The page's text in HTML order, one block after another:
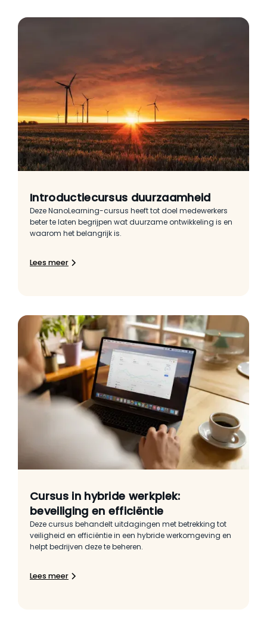
Introductiecursus duurzaamheid
Deze NanoLearning-cursus heeft tot doel medewerkers
beter te laten begrijpen wat duurzame ontwikkeling is en
waarom het belangrijk is.
Lees meer
Cursus in hybride werkplek:
beveiliging en efficiëntie
Deze cursus behandelt uitdagingen met betrekking tot
veiligheid en efficiëntie in een hybride werkomgeving en
helpt bedrijven deze te beheren.
Lees meer